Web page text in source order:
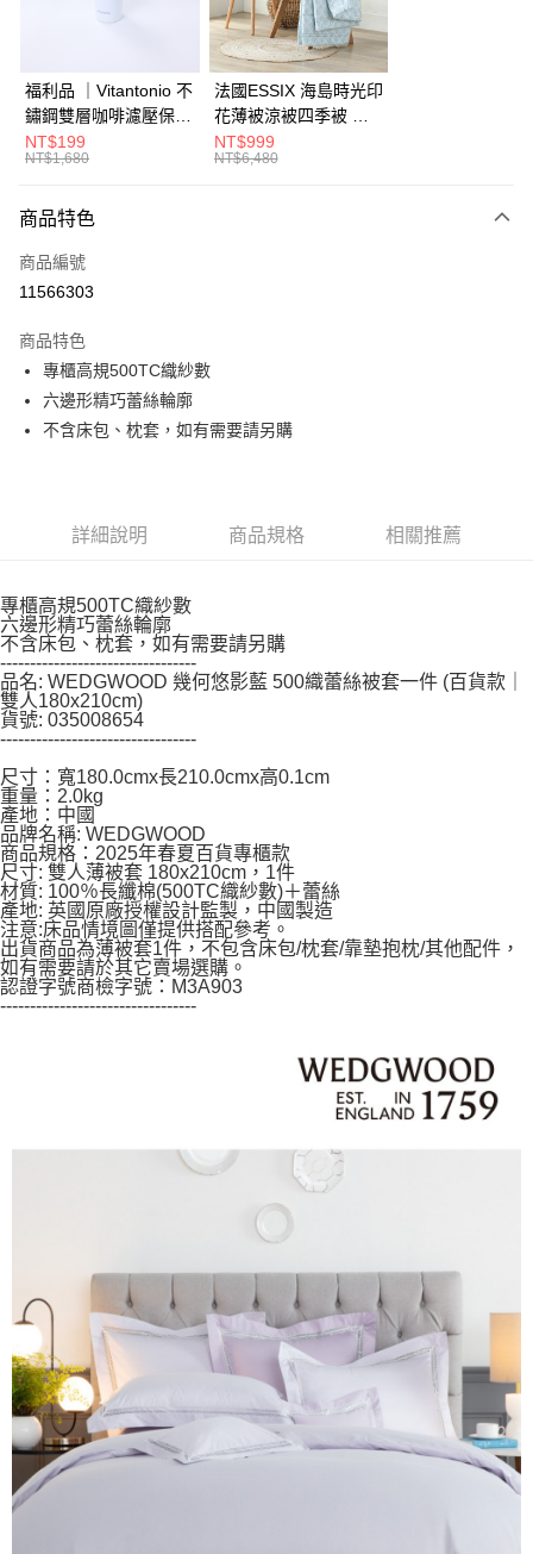
彰化商業銀行
台北富邦商業銀行
兆豐國際商業銀行
臺灣中小企業銀行
台中商業銀行
匯豐（台灣）商業銀行
華泰商業銀行
聯邦商業銀行
遠東國際商業銀行
元大商業銀行
台灣樂天信用卡公司
合作金庫商業銀行
第一商業銀行
彰化商業銀行
台北富邦商業銀行
國泰世華商業銀行
兆豐國際商業銀行
臺灣中小企業銀行
台中商業銀行
匯豐（台灣）商業銀行
聯邦商業銀行
玉山商業銀行
台灣樂天信用卡公司
街口支付
AFTEE先享後付
【關於「AFTEE先享後付」】
AFTEE先享後付是「在收到商品之後才付款」的支付方式。 讓您購物簡單
便利好安心！
１．簡單：不需註冊會員、不需綁卡、不需儲值。
２．便利：只要手機號碼，簡訊認證，即可結帳。
【「AFTEE先享後付」結帳流程】
１．於結帳方式選擇「AFTEE先享後付」後，將跳轉至「AFTEE先享後付」
結帳頁面，進行簡訊認證並確認金額後，即可完成結帳。
２．訂單成立數日內，您將收到繳費通知簡訊。
後付繳納相關費用。
客戶支援中心」https://netprotections.freshdesk.com/support/home
【注意事項】
易，需依本服務之必要範圍內提供個人資料，並將交易相關給付款項請求債
權轉讓予恩沛科技股份有限公司。
２．關於個人資料處理事宜，請瀏覽以下網址：
https://aftee.tw/terms/#terms3
３．未成年的使用者請事先徵得法定代理人或監護人之同意方可使用
「AFTEE先享後付」，若未經同意申辦者引起之損失，本公司不負相關責
任。
４．使用「AFTEE先享後付」時，將依據個別帳號之用戶狀況，依本公司即
時審查核予不同之上限額度；若仍有額度不足之情形，本公司將視審查結果
請求用戶進行身份認證。
５．嚴禁一人註冊多個帳號或使用他人資訊註冊。若發現惡意使用之情形，
恩沛科技股份有限公司將有權停止該用戶之使用額度並採取法律行動。
ATM付款
運送方式
福利品 ｜Vitantonio 不
鏽鋼雙層咖啡濾壓保溫
瓶 奶油白 VCB-10-C
NT$199
NT$1,680
法國ESSIX 海島時光印
花薄被涼被四季被 單
人
NT$999
NT$6,480
商品特色
商品編號
11566303
商品特色
專櫃高規500TC織紗數
六邊形精巧蕾絲輪廓
不含床包、枕套，如有需要請另購
詳細說明 商品規格 相關推薦
專櫃高規500TC織紗數
六邊形精巧蕾絲輪廓
不含床包、枕套，如有需要請另購
---------------------------------
品名: WEDGWOOD 幾何悠影藍 500織蕾絲被套一件 (百貨款｜
雙人180x210cm)
貨號: 035008654
---------------------------------
尺寸：寬180.0cmx長210.0cmx高0.1cm
重量：2.0kg
產地：中國
品牌名稱: WEDGWOOD
商品規格：2025年春夏百貨專櫃款
尺寸: 雙人薄被套 180x210cm，1件
材質: 100％長纖棉(500TC織紗數)＋蕾絲
產地: 英國原廠授權設計監製，中國製造
注意:床品情境圖僅提供搭配參考。
出貨商品為薄被套1件，不包含床包/枕套/靠墊抱枕/其他配件，
如有需要請於其它賣場選購。
認證字號商檢字號：M3A903
---------------------------------